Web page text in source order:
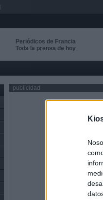
Periódicos de Francia
Toda la prensa de hoy
publicidad